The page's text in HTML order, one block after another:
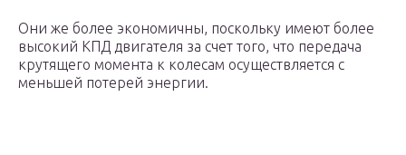
Они же более экономичны, поскольку имеют более
высокий КПД двигателя за счет того, что передача
крутящего момента к колесам осуществляется с
меньшей потерей энергии.